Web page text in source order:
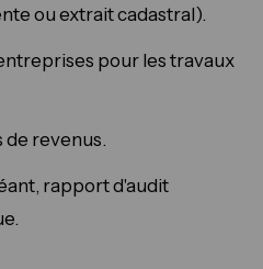
ou extrait cadastral).
pour les travaux
de revenus.
rapport d'audit